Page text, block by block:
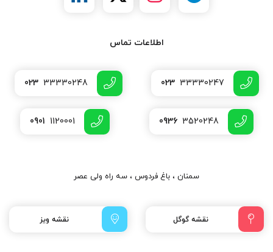
اطلاعات تماس
023 33330247
023 33330248
0936 3520248
0901 1120001
سمنان ، باغ فردوس ، سه راه ولی عصر
نقشه گوگل نقشه ویز